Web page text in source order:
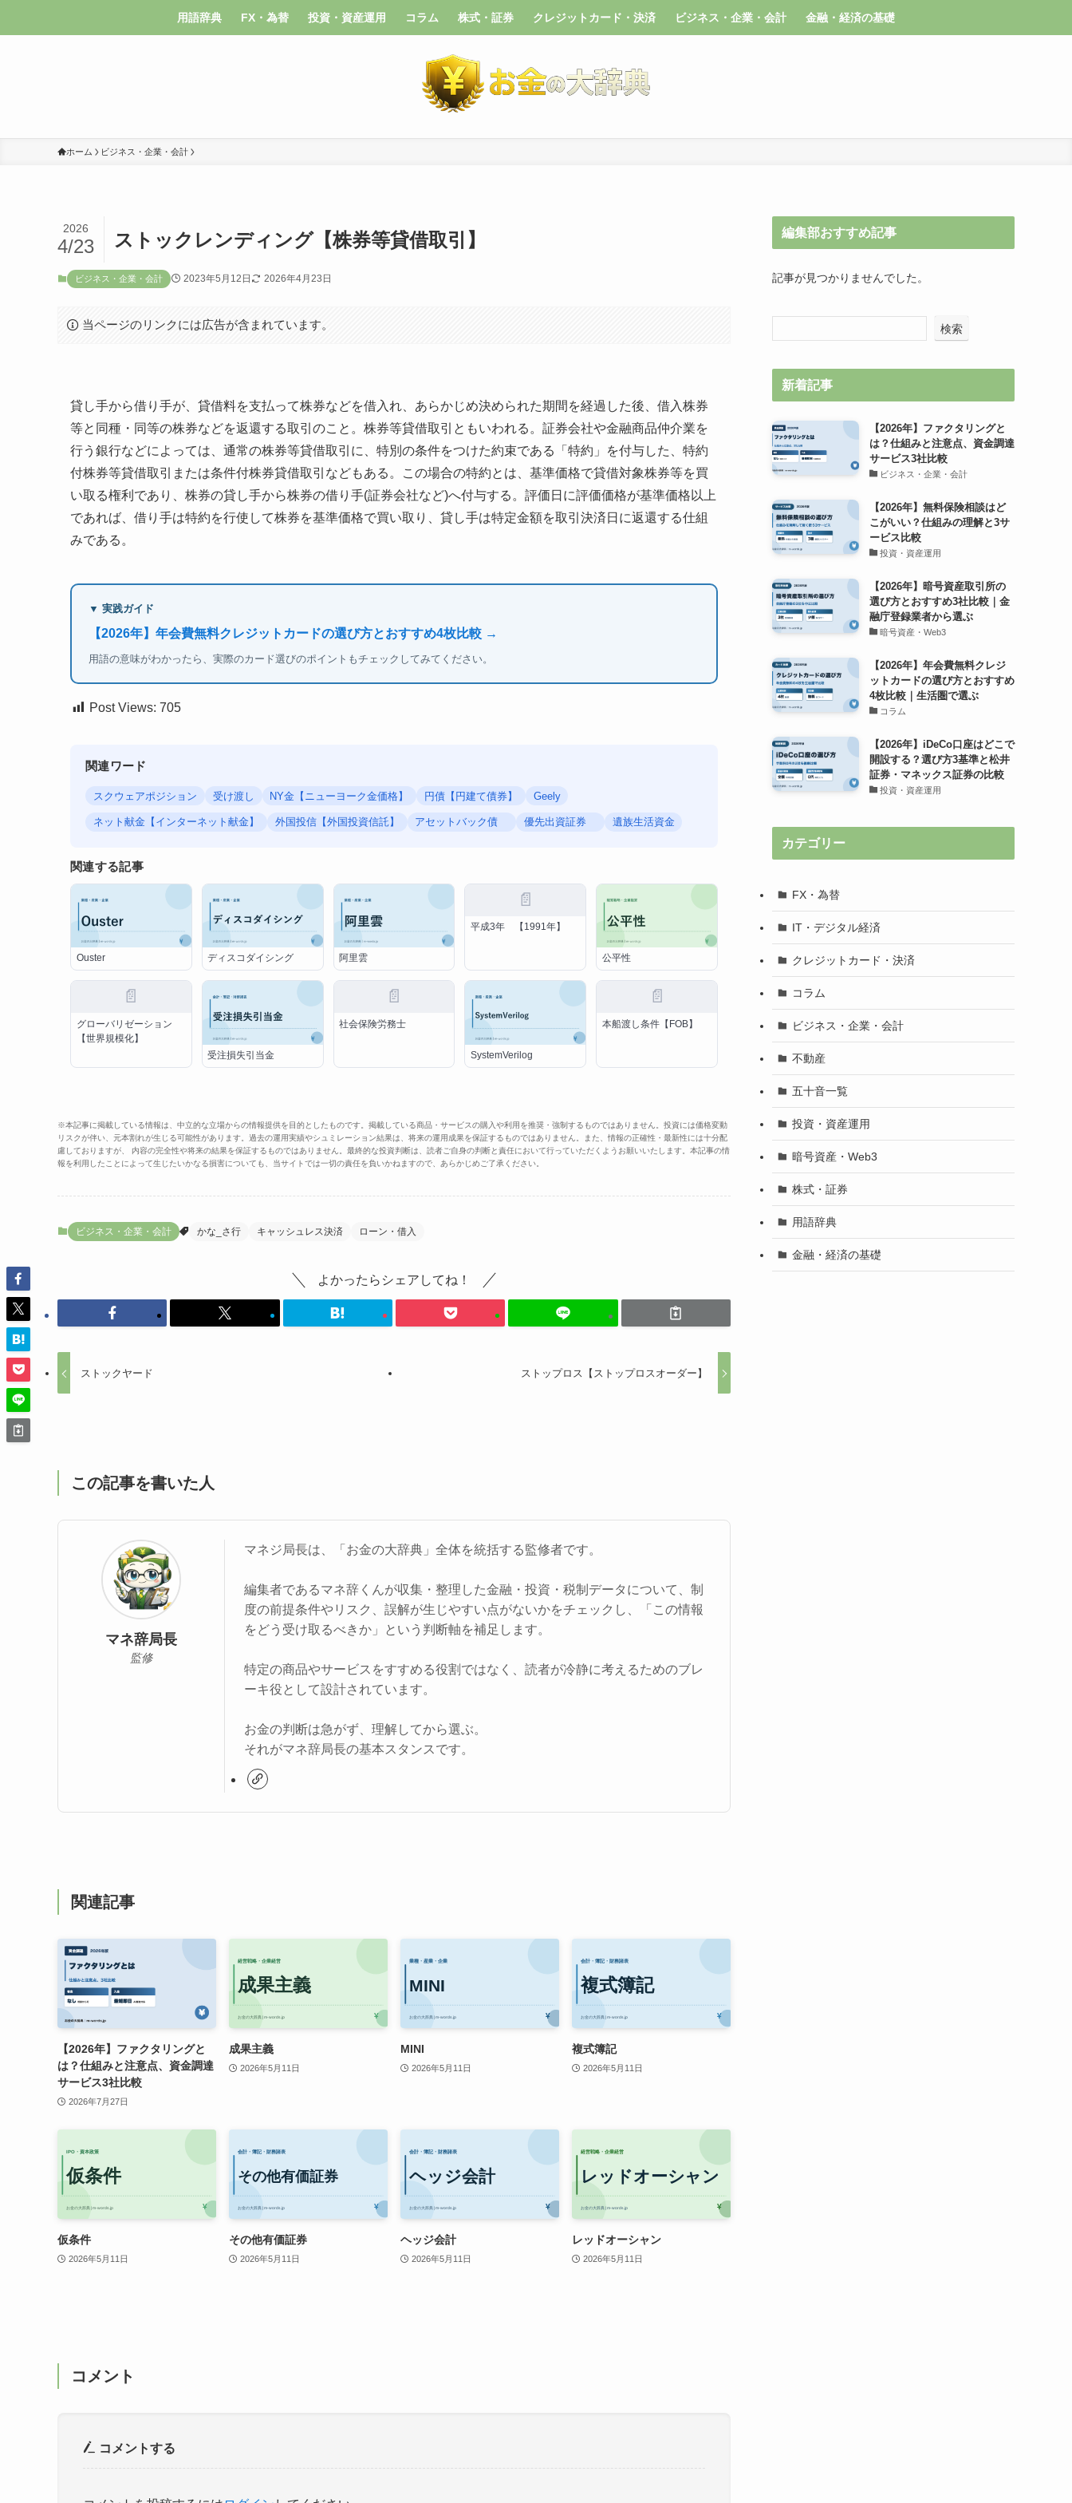
用語辞典 FX・為替 投資・資産運用 コラム 株式・証券 クレジットカード・決済 ビジネス・企業・会計 金融・経済の基礎
ホーム ビジネス・企業・会計
ストックレンディング【株券等貸借取引】
2026
4/23
ビジネス・企業・会計 2023年5月12日 2026年4月23日
当ページのリンクには広告が含まれています。
貸し手から借り手が、貸借料を支払って株券などを借入れ、あらかじめ決められた期間を経過した後、借入株券
等と同種・同等の株券などを返還する取引のこと。株券等貸借取引ともいわれる。証券会社や金融商品仲介業を
行う銀行などによっては、通常の株券等貸借取引に、特別の条件をつけた約束である「特約」を付与した、特約
付株券等貸借取引または条件付株券貸借取引などもある。この場合の特約とは、基準価格で貸借対象株券等を買
い取る権利であり、株券の貸し手から株券の借り手(証券会社など)へ付与する。評価日に評価価格が基準価格以上
であれば、借り手は特約を行使して株券を基準価格で買い取り、貸し手は特定金額を取引決済日に返還する仕組
みである。
▼ 実践ガイド
【2026年】年会費無料クレジットカードの選び方とおすすめ4枚比較 →
用語の意味がわかったら、実際のカード選びのポイントもチェックしてみてください。
Post Views: 705
関連ワード
スクウェアポジション 受け渡し NY金【ニューヨーク金価格】 円債【円建て債券】 Geely
ネット献金【インターネット献金】 外国投信【外国投資信託】 アセットバック債 優先出資証券 遺族生活資金
関連する記事
Ouster ディスコダイシング 阿里雲
📄
平成3年 【1991年】
公平性
📄
グローバリゼーション
【世界規模化】
受注損失引当金
📄
社会保険労務士
SystemVerilog
📄
本船渡し条件【FOB】
※本記事に掲載している情報は、中立的な立場からの情報提供を目的としたものです。掲載している商品・サービスの購入や利用を推奨・強制するものではありません。投資には価格変動
リスクが伴い、元本割れが生じる可能性があります。過去の運用実績やシュミレーション結果は、将来の運用成果を保証するものではありません。また、情報の正確性・最新性には十分配
慮しておりますが、 内容の完全性や将来の結果を保証するものではありません。最終的な投資判断は、読者ご自身の判断と責任において行っていただくようお願いいたします。本記事の情
報を利用したことによって生じたいかなる損害についても、当サイトでは一切の責任を負いかねますので、あらかじめご了承ください。
ビジネス・企業・会計 かな_さ行 キャッシュレス決済 ローン・借入
よかったらシェアしてね！
ストックヤード ストップロス【ストップロスオーダー】
この記事を書いた人
マネ辞局長
監修
マネジ局長は、「お金の大辞典」全体を統括する監修者です。
編集者であるマネ辞くんが収集・整理した金融・投資・税制データについて、制
度の前提条件やリスク、誤解が生じやすい点がないかをチェックし、「この情報
をどう受け取るべきか」という判断軸を補足します。
特定の商品やサービスをすすめる役割ではなく、読者が冷静に考えるためのブレ
ーキ役として設計されています。
お金の判断は急がず、理解してから選ぶ。
それがマネ辞局長の基本スタンスです。
関連記事
【2026年】ファクタリングと
は？仕組みと注意点、資金調達
サービス3社比較
2026年7月27日
成果主義
2026年5月11日
MINI
2026年5月11日
複式簿記
2026年5月11日
仮条件
2026年5月11日
その他有価証券
2026年5月11日
ヘッジ会計
2026年5月11日
レッドオーシャン
2026年5月11日
コメント
コメントする
編集部おすすめ記事
記事が見つかりませんでした。
検索
新着記事
【2026年】ファクタリングと
は？仕組みと注意点、資金調達
サービス3社比較
ビジネス・企業・会計
【2026年】無料保険相談はど
こがいい？仕組みの理解と3サ
ービス比較
投資・資産運用
【2026年】暗号資産取引所の
選び方とおすすめ3社比較｜金
融庁登録業者から選ぶ
暗号資産・Web3
【2026年】年会費無料クレジ
ットカードの選び方とおすすめ
4枚比較｜生活圏で選ぶ
コラム
【2026年】iDeCo口座はどこで
開設する？選び方3基準と松井
証券・マネックス証券の比較
投資・資産運用
カテゴリー
FX・為替
IT・デジタル経済
クレジットカード・決済
コラム
ビジネス・企業・会計
不動産
五十音一覧
投資・資産運用
暗号資産・Web3
株式・証券
用語辞典
金融・経済の基礎